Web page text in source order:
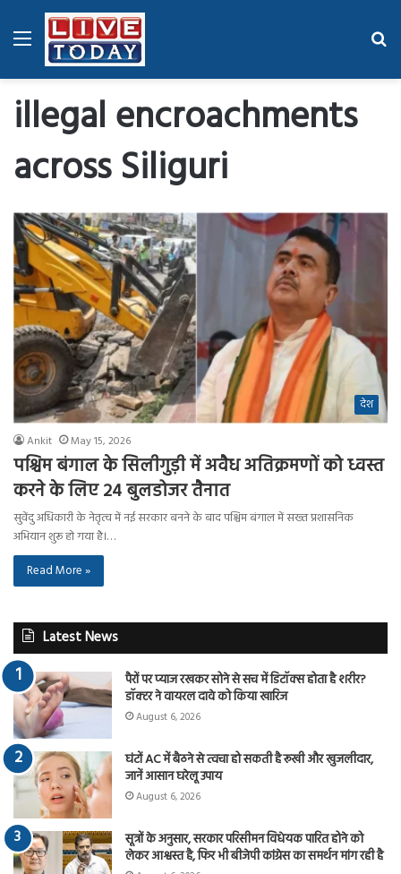
Menu
illegal encroachments
across Siliguri
देश
Ankit May 15, 2026
पश्चिम बंगाल के सिलीगुड़ी में अवैध अतिक्रमणों को ध्वस्त
करने के लिए 24 बुलडोजर तैनात
सुवेंदु अधिकारी के नेतृत्व में नई सरकार बनने के बाद पश्चिम बंगाल में सख्त प्रशासनिक
अभियान शुरू हो गया है।…
Read More »
Latest News
पैरों पर प्याज रखकर सोने से सच में डिटॉक्स होता है शरीर?
डॉक्टर ने वायरल दावे को किया खारिज
August 6, 2026
घंटों AC में बैठने से त्वचा हो सकती है रूखी और खुजलीदार,
जानें आसान घरेलू उपाय
August 6, 2026
सूत्रों के अनुसार, सरकार परिसीमन विधेयक पारित होने को
लेकर आश्वस्त है, फिर भी बीजेपी कांग्रेस का समर्थन मांग रही है